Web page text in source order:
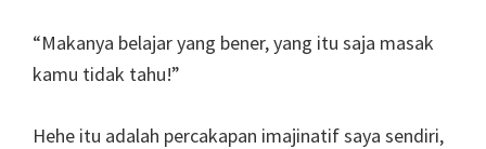
“Makanya belajar yang bener, yang itu saja masak
kamu tidak tahu!”
Hehe itu adalah percakapan imajinatif saya sendiri,